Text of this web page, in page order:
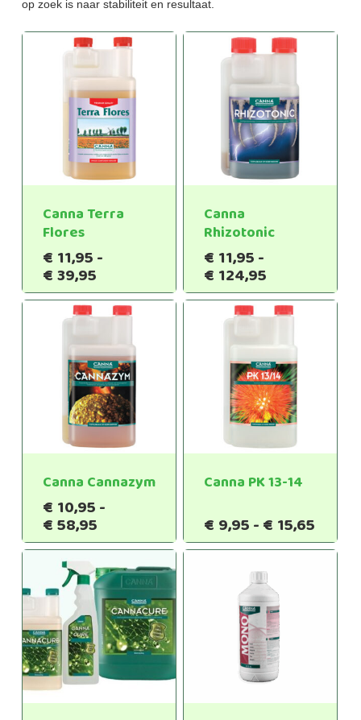
op zoek is naar stabiliteit en resultaat.
Canna Terra
Flores
€ 11,95-
€39,95Prijsklasse:
€11,95
tot
Canna
Rhizotonic
€ 11,95-
€ 124,95
€11,95
tot
Canna Cannazym
€ 10,95-
€58,95Prijsklasse:
€10,95
€58,95
Canna PK 13-14
€ 9,95-€ 15,65
€9,95
tot